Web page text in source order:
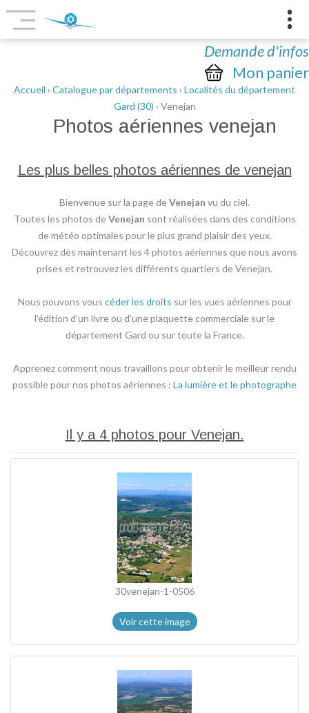
Demande d'infos
Mon panier
Accueil › Catalogue par départements › Localités du département
Gard (30) › Venejan
Photos aériennes venejan
Les plus belles photos aériennes de venejan
Bienvenue sur la page deVenejan vu du ciel.
Toutes les photos deVenejan sont réalisées dans des conditions
de météo optimales pour le plus grand plaisir des yeux.
Découvrez dès maintenant les 4 photos aériennes que nous avons
prises et retrouvez les différents quartiers de Venejan.
Nous pouvons vous céder les droits sur les vues aériennes pour
l’édition d’un livre ou d’une plaquette commerciale sur le
département Gard ou sur toute la France.
Apprenez comment nous travaillons pour obtenir le meilleur rendu
possible pour nos photos aériennes : La lumière et le photographe
Il y a 4 photos pour Venejan.
30venejan-1-0506
Voir cette image